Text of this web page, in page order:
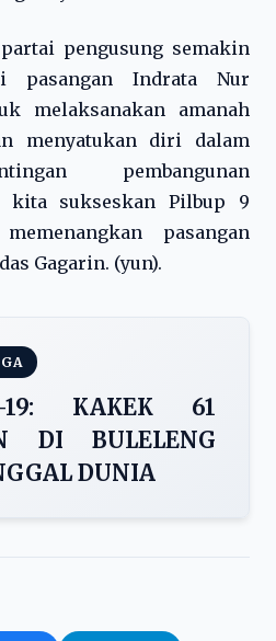
pengusung semakin
pasangan Indrata Nur
melaksanakan amanah
menyatukan diri dalam
pembangunan
kita sukseskan Pilbup 9
pasangan
Gagarin. (yun).
19: KAKEK 61
DI BULELENG
DUNIA